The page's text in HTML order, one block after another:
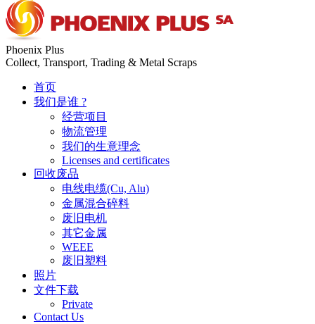
Phoenix Plus
Collect, Transport, Trading & Metal Scraps
首页
我们是谁 ?
经营项目
物流管理
我们的生意理念
Licenses and certificates
回收废品
电线电缆(Cu, Alu)
金属混合碎料
废旧电机
其它金属
WEEE
废旧塑料
照片
文件下载
Private
Contact Us